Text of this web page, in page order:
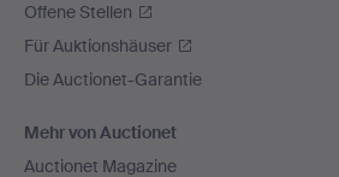
Offene Stellen
Für Auktionshäuser
Die Auctionet-Garantie
Mehr von Auctionet
Auctionet Magazine